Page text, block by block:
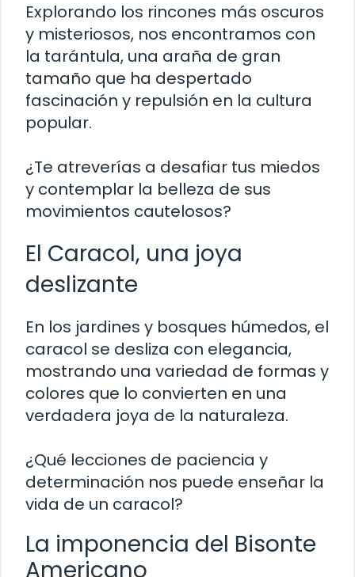
Explorando los rincones más oscuros
y misteriosos, nos encontramos con
la tarántula, una araña de gran
tamaño que ha despertado
fascinación y repulsión en la cultura
popular.
¿Te atreverías a desafiar tus miedos
y contemplar la belleza de sus
movimientos cautelosos?
El Caracol, una joya
deslizante
En los jardines y bosques húmedos, el
caracol se desliza con elegancia,
mostrando una variedad de formas y
colores que lo convierten en una
verdadera joya de la naturaleza.
¿Qué lecciones de paciencia y
determinación nos puede enseñar la
vida de un caracol?
La imponencia del Bisonte
Americano